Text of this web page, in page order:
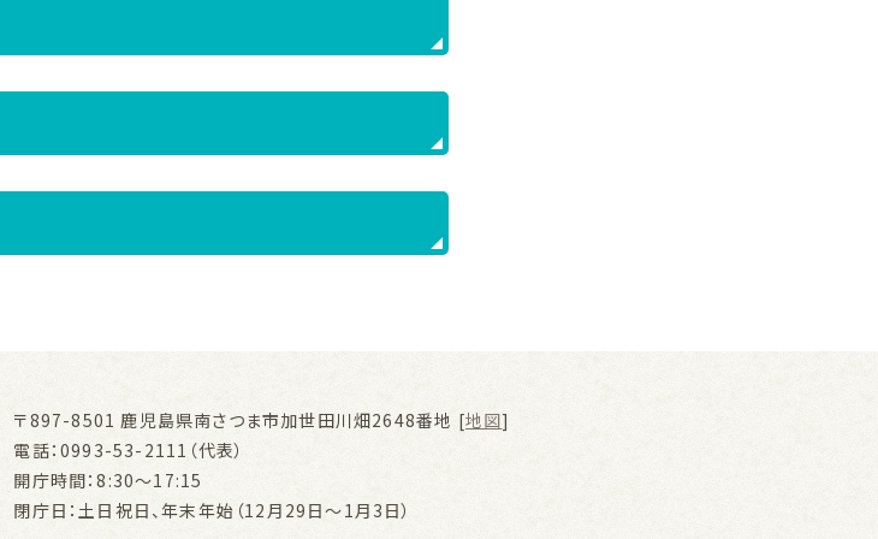
〒897-8501鹿児島県南さつま市加世田川畑2648番地 [地図]
電話：0993-53-2111（代表）
開庁時間：8:30～17:15
閉庁日：土日祝日、年末年始（12月29日～1月3日）